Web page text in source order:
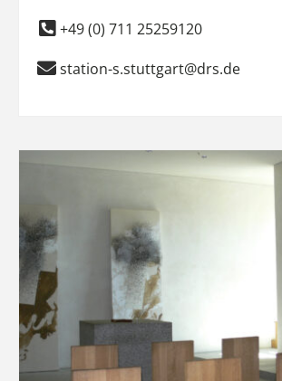
+49 (0) 711 25259120
station-s.stuttgart@drs.de